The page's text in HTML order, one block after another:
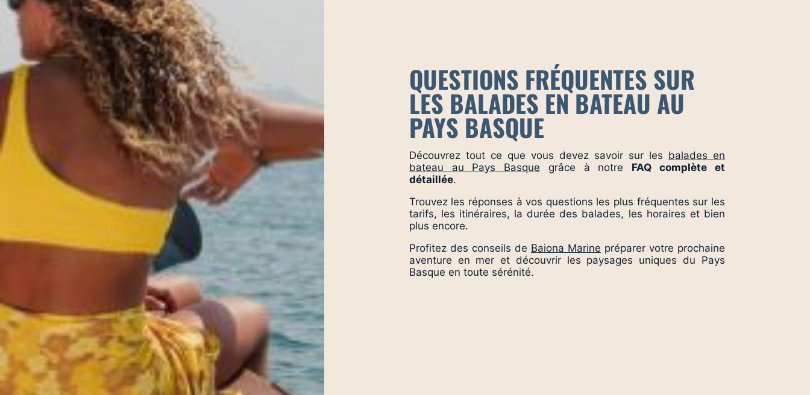
QUESTIONS FRÉQUENTES SUR
LES BALADES EN BATEAU AU
PAYS BASQUE
Découvrez tout ce que vous devez savoir sur les balades en
bateau au Pays Basque grâce à notre FAQ complète et
détaillée.
Trouvez les réponses à vos questions les plus fréquentes sur les
tarifs, les itinéraires, la durée des balades, les horaires et bien
plus encore.
Profitez des conseils de Baiona Marine préparer votre prochaine
aventure en mer et découvrir les paysages uniques du Pays
Basque en toute sérénité.